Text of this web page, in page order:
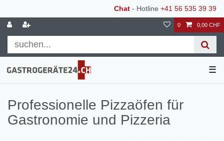
Chat - Hotline +41 56 535 39 39
0 0,00 CHF
☰
Professionelle Pizzaöfen für
Gastronomie und Pizzeria